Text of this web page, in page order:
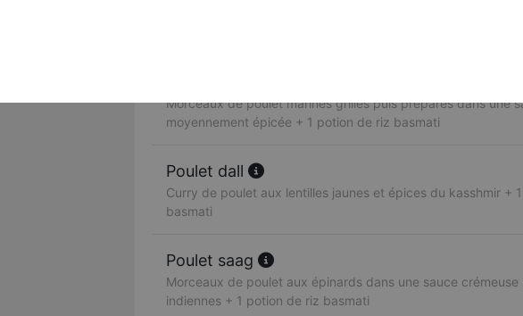
Morceaux de poulet marinés grillés puis préparés dans une
moyennement épicée + 1 potion de riz basmati
Poulet dall
Curry de poulet aux lentilles jaunes et épices du kasshmir +
basmati
Poulet saag
Morceaux de poulet aux épinards dans une sauce
indiennes + 1 potion de riz basmati